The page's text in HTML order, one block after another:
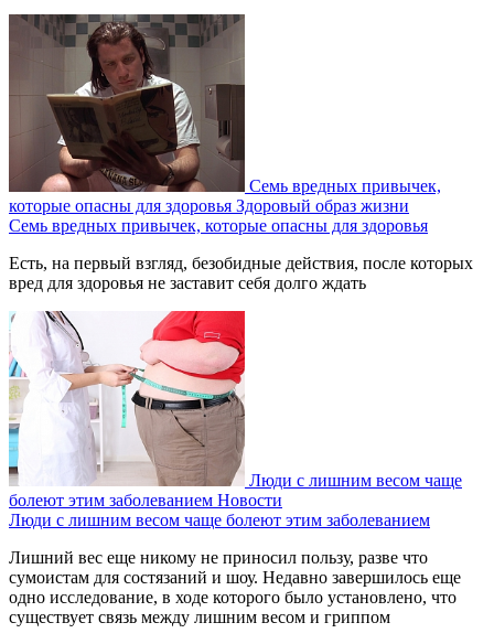
Семь вредных привычек,
которые опасны для здоровья Здоровый образ жизни
Семь вредных привычек, которые опасны для здоровья
Есть, на первый взгляд, безобидные действия, после которых
вред для здоровья не заставит себя долго ждать
Люди с лишним весом чаще
болеют этим заболеванием Новости
Люди с лишним весом чаще болеют этим заболеванием
Лишний вес еще никому не приносил пользу, разве что
сумоистам для состязаний и шоу. Недавно завершилось еще
одно исследование, в ходе которого было установлено, что
существует связь между лишним весом и гриппом